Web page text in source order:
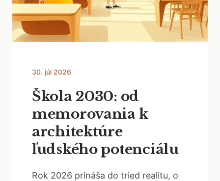
30. júl 2026
Škola 2030: od
memorovania k
architektúre
ľudského potenciálu
Rok 2026 prináša do tried realitu, o